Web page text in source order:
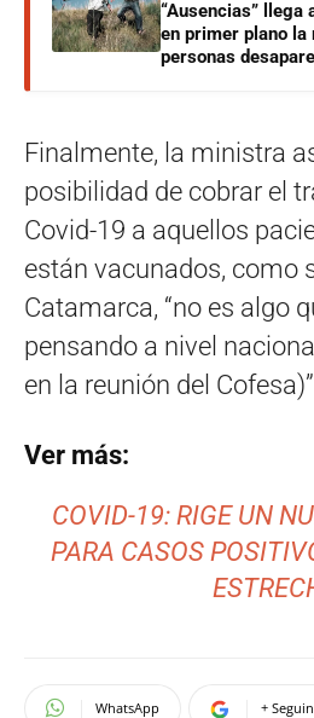
“Ausencias” llega
en primer plano la
personas
Finalmente, la ministra
posibilidad de cobrar el
Covid-19 a aquellos
están vacunados, como
Catamarca, “no es algo
pensando a nivel
en la reunión del
Ver más:
COVID-19: RIGE UN
PARA CASOS
WhatsApp +